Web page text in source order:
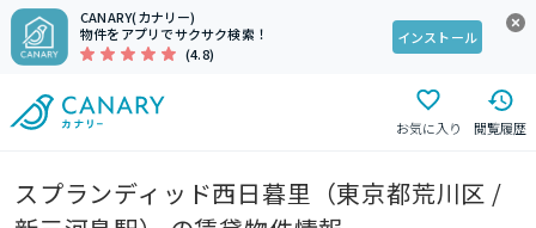
CANARY(カナリー)
物件をアプリでサクサク検索！
(4.8)
インストール
お気に入り 閲覧履歴
スプランディッド西日暮里（東京都荒川区 /